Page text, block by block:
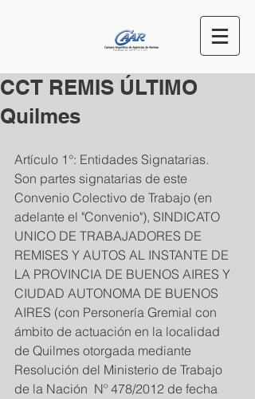
CCT REMIS ÚLTIMO
Quilmes
Artículo 1°: Entidades Signatarias.
Son partes signatarias de este
Convenio Colectivo de Trabajo (en
adelante el "Convenio"), SINDICATO
UNICO DE TRABAJADORES DE
REMISES Y AUTOS AL INSTANTE DE
LA PROVINCIA DE BUENOS AIRES Y
CIUDAD AUTONOMA DE BUENOS
AIRES (con Personería Gremial con
ámbito de actuación en la localidad
de Quilmes otorgada mediante
Resolución del Ministerio de Trabajo
de la Nación  Nº 478/2012 de fecha